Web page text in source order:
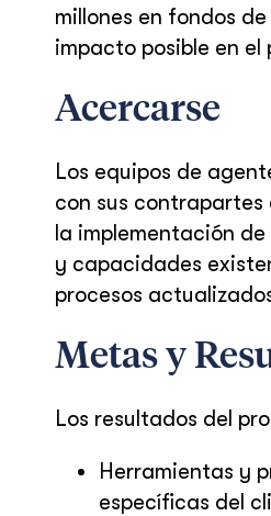
millones en fondos
impacto posible en el
Acercarse
Los equipos de
con sus contrapartes
la implementación
y capacidades
procesos
Metas y
Los resultados del
Herramientas y
específicas del